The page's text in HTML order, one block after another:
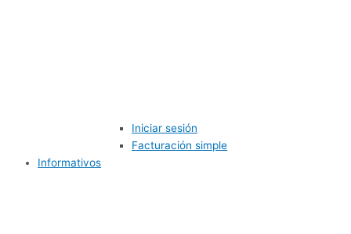
Iniciar sesión
Facturación simple
Informativos